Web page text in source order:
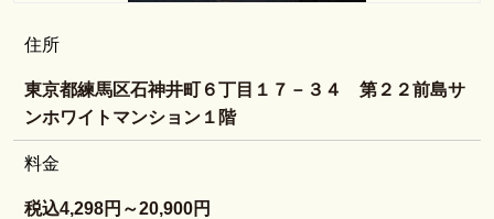
住所
東京都練馬区石神井町６丁目１７－３４ 第２２前島サ
ンホワイトマンション１階
料金
税込4,298円～20,900円